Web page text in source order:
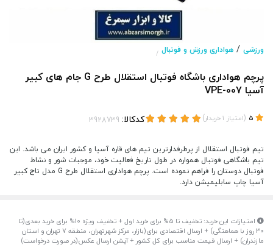
ورزشی / هواداری ورزش و فوتبال /
پرچم هواداری باشگاه فوتبال استقلال طرح G جام های کبیر
آسیا VPE-007
(امتیاز 1خریدار) کدکالا:
تیم فوتبال استقلال از پرطرفدارترین تیم های قاره آسیا و کشور ایران می باشد. این
تیم باشگاهی فوتبال همواره در طول تاریخ فعالیت خود، موجبات شور و نشاط
فوتبال دوستان را فراهم نموده است. پرچم هواداری استقلال طرح G مدل تاج کبیر
آسیا چاپ سابلیمیشن دارد.
امتیازات این خرید: تخفیف تا 5% برای خرید اول + تخفیف ویژه 10% برای خرید بعدی(تا
30 روز با هماهنگی) + ارسال اقتصادی برای(بازار، مرکز شهرتهران، منطقه 7 تهران و استان
مازندران) + ارسال قیمت مناسب برای کل کشور + آپشن ارسال عکس(در صورت درخواست)